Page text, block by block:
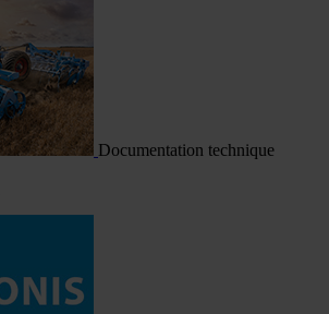
Documentation technique